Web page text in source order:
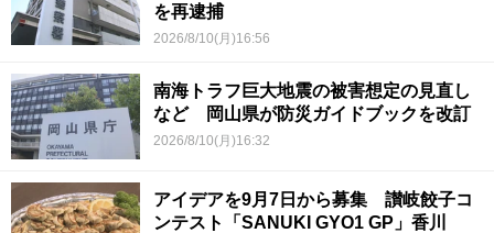
を再逮捕
2026/8/10(月)16:56
南海トラフ巨大地震の被害想定の見直し
など 岡山県が防災ガイドブックを改訂
2026/8/10(月)16:32
アイデアを9月7日から募集 讃岐餃子コ
ンテスト「SANUKI GYO1 GP」香川